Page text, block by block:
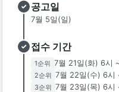
공고일
7월 5일(일)
접수 기간
1순위 7월 21일(화) 6시
2순위 7월 22일(수) 6시
3순위 7월 23일(목) 6시